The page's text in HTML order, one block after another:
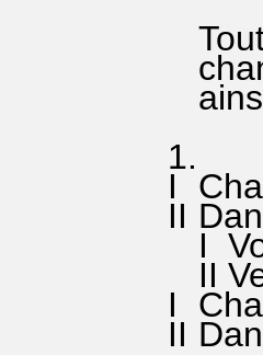
Tout
ainsi
1.
I
II
I
II
I
II